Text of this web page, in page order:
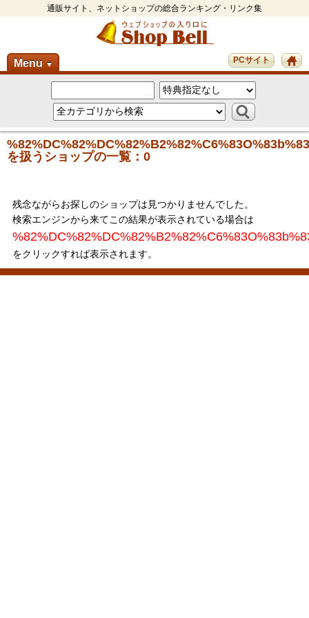
通販サイト、ネットショップの総合ランキング・リンク集
Menu ▼ PCサイト
を扱うショップの一覧：0
残念ながらお探しのショップは見つかりませんでした。
検索エンジンから来てこの結果が表示されている場合は
をクリックすれば表示されます。